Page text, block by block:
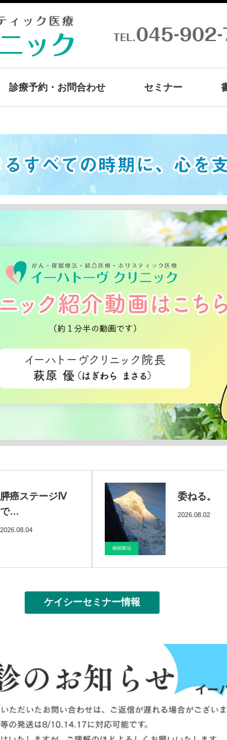
診療予約・お問合わせ セミナー
委ねる。
2026.08.02
ブログ
催眠療法
医療情報
動かない。
2026.07.31
ケイシーセミナー情報